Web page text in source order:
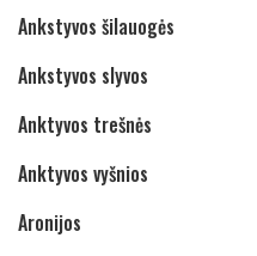
Ankstyvos šilauogės
Ankstyvos slyvos
Anktyvos trešnės
Anktyvos vyšnios
Aronijos